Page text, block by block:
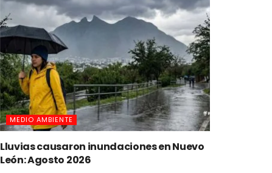
MEDIO AMBIENTE
Lluvias causaron inundaciones en Nuevo
León: Agosto 2026